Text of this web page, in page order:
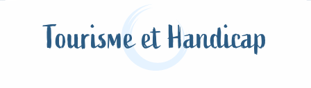
Tourisme et Handicap